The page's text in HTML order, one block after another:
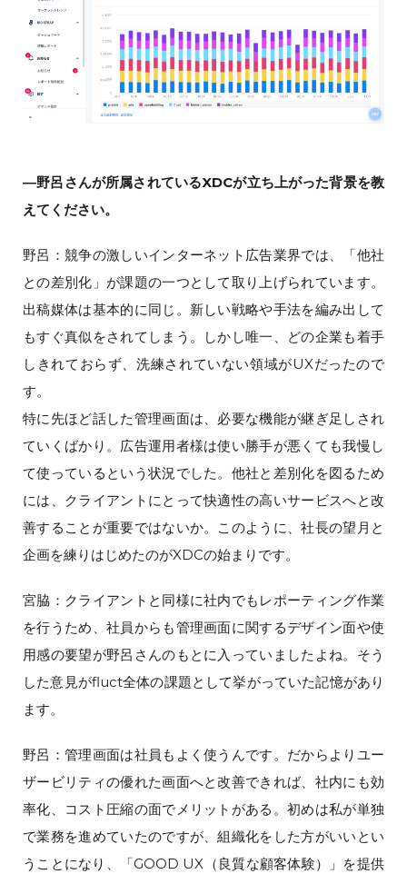
―野呂さんが所属されているXDCが立ち上がった背景を教
えてください。
野呂：競争の激しいインターネット広告業界では、「他社
との差別化」が課題の一つとして取り上げられています。
出稿媒体は基本的に同じ。新しい戦略や手法を編み出して
もすぐ真似をされてしまう。しかし唯一、どの企業も着手
しきれておらず、洗練されていない領域がUXだったので
す。
特に先ほど話した管理画面は、必要な機能が継ぎ足しされ
ていくばかり。広告運用者様は使い勝手が悪くても我慢し
て使っているという状況でした。他社と差別化を図るため
には、クライアントにとって快適性の高いサービスへと改
善することが重要ではないか。このように、社長の望月と
企画を練りはじめたのがXDCの始まりです。
宮脇：クライアントと同様に社内でもレポーティング作業
を行うため、社員からも管理画面に関するデザイン面や使
用感の要望が野呂さんのもとに入っていましたよね。そう
した意見がfluct全体の課題として挙がっていた記憶があり
ます。
野呂：管理画面は社員もよく使うんです。だからよりユー
ザービリティの優れた画面へと改善できれば、社内にも効
率化、コスト圧縮の面でメリットがある。初めは私が単独
で業務を進めていたのですが、組織化をした方がいいとい
うことになり、「GOOD UX（良質な顧客体験）」を提供